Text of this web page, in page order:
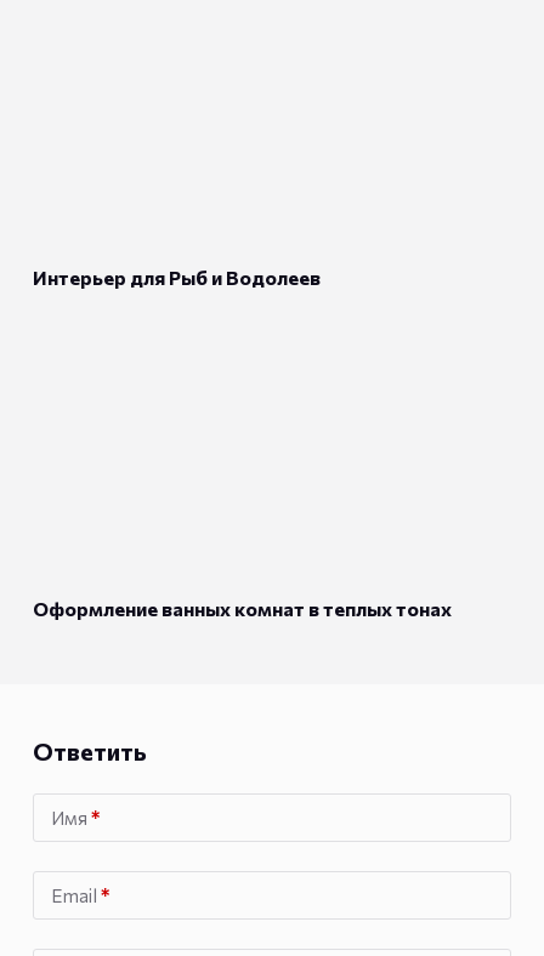
Интерьер для Рыб и Водолеев
Оформление ванных комнат в теплых тонах
Ответить
Имя *
Email *